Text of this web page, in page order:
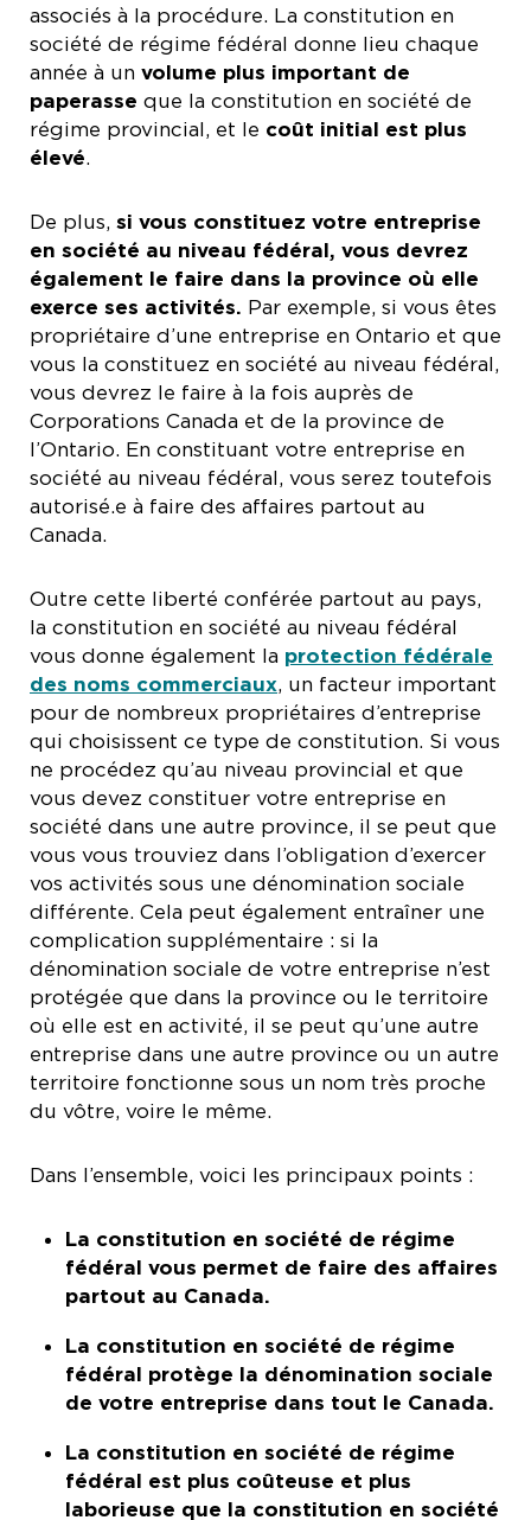
associés à la procédure. La constitution en
société de régime fédéral donne lieu chaque
année à un volume plus important de
paperasse que la constitution en société de
régime provincial, et le coût initial est plus
élevé.
De plus, si vous constituez votre entreprise
en société au niveau fédéral, vous devrez
également le faire dans la province où elle
exerce ses activités. Par exemple, si vous êtes
propriétaire d’une entreprise en Ontario et que
vous la constituez en société au niveau fédéral,
vous devrez le faire à la fois auprès de
Corporations Canada et de la province de
l’Ontario. En constituant votre entreprise en
société au niveau fédéral, vous serez toutefois
autorisé.e à faire des affaires partout au
Canada.
Outre cette liberté conférée partout au pays,
la constitution en société au niveau fédéral
vous donne également la protection fédérale
des noms commerciaux, un facteur important
pour de nombreux propriétaires d’entreprise
qui choisissent ce type de constitution. Si vous
ne procédez qu’au niveau provincial et que
vous devez constituer votre entreprise en
société dans une autre province, il se peut que
vous vous trouviez dans l’obligation d’exercer
vos activités sous une dénomination sociale
différente. Cela peut également entraîner une
complication supplémentaire : si la
dénomination sociale de votre entreprise n’est
protégée que dans la province ou le territoire
où elle est en activité, il se peut qu’une autre
entreprise dans une autre province ou un autre
territoire fonctionne sous un nom très proche
du vôtre, voire le même.
Dans l’ensemble, voici les principaux points :
La constitution en société de régime
fédéral vous permet de faire des affaires
partout au Canada.
La constitution en société de régime
fédéral protège la dénomination sociale
de votre entreprise dans tout le Canada.
La constitution en société de régime
fédéral est plus coûteuse et plus
laborieuse que la constitution en société